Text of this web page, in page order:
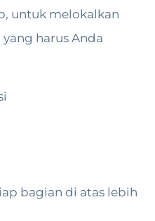
untuk melokalkan
harus Anda
bagian di atas lebih